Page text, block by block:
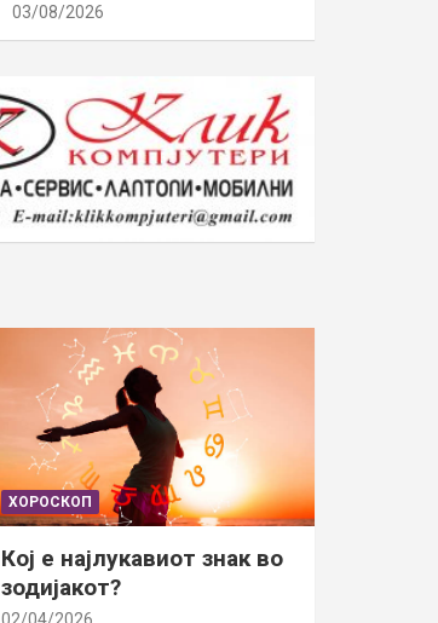
03/08/2026
ХОРОСКОП
Кој е најлукавиот знак во
зодијакот?